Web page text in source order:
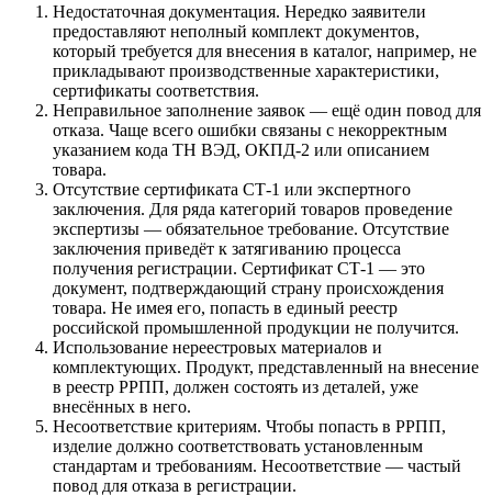
Недостаточная документация. Нередко заявители
предоставляют неполный комплект документов,
который требуется для внесения в каталог, например, не
прикладывают производственные характеристики,
сертификаты соответствия.
Неправильное заполнение заявок — ещё один повод для
отказа. Чаще всего ошибки связаны с некорректным
указанием кода ТН ВЭД, ОКПД-2 или описанием
товара.
Отсутствие сертификата СТ-1 или экспертного
заключения. Для ряда категорий товаров проведение
экспертизы — обязательное требование. Отсутствие
заключения приведёт к затягиванию процесса
получения регистрации. Сертификат СТ-1 — это
документ, подтверждающий страну происхождения
товара. Не имея его, попасть в единый реестр
российской промышленной продукции не получится.
Использование нереестровых материалов и
комплектующих. Продукт, представленный на внесение
в реестр РРПП, должен состоять из деталей, уже
внесённых в него.
Несоответствие критериям. Чтобы попасть в РРПП,
изделие должно соответствовать установленным
стандартам и требованиям. Несоответствие — частый
повод для отказа в регистрации.